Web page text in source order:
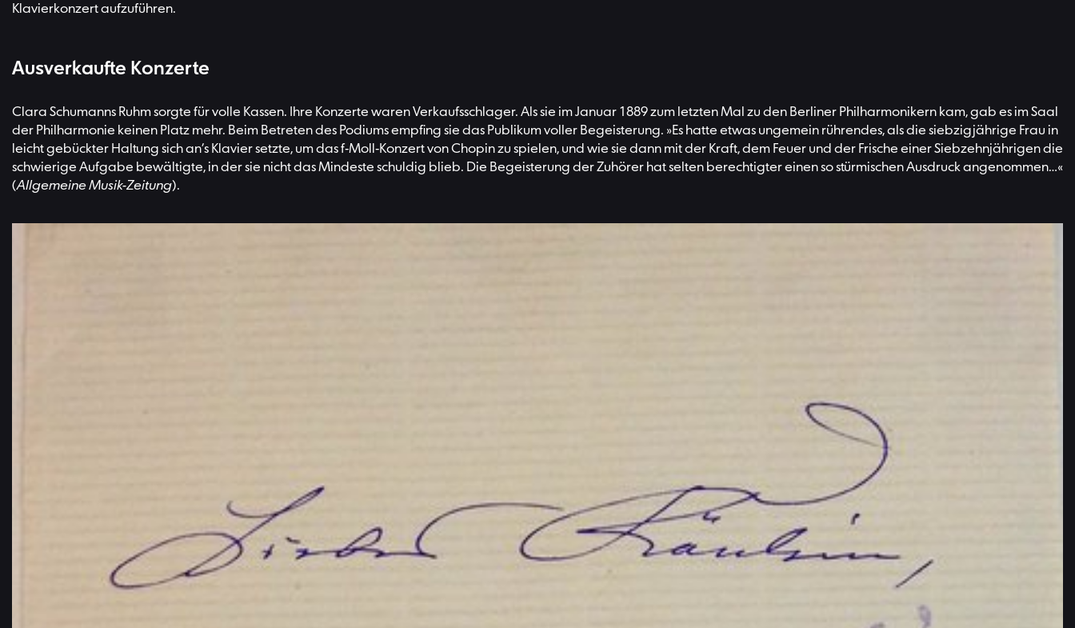
Klavierkonzert aufzuführen.
Ausverkaufte Konzerte
Clara Schumanns Ruhm sorgte für volle Kassen. Ihre Konzerte waren Verkaufsschlager. Als sie im Januar 1889 zum letzten Mal zu den Berliner Philharmonikern kam, gab es im Saal
der Philharmonie keinen Platz mehr. Beim Betreten des Podiums empfing sie das Publikum voller Begeisterung. »Es hatte etwas ungemein rührendes, als die siebzigjährige Frau in
leicht gebückter Haltung sich an’s Klavier setzte, um das f-Moll-Konzert von Chopin zu spielen, und wie sie dann mit der Kraft, dem Feuer und der Frische einer Siebzehnjährigen die
schwierige Aufgabe bewältigte, in der sie nicht das Mindeste schuldig blieb. Die Begeisterung der Zuhörer hat selten berechtigter einen so stürmischen Ausdruck angenommen…«
(Allgemeine Musik-Zeitung).